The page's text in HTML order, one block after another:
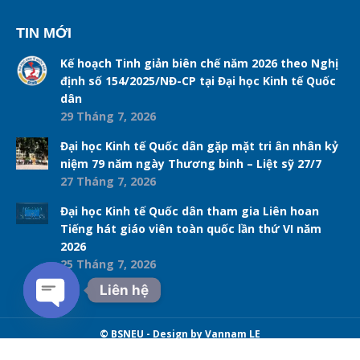
TIN MỚI
Kế hoạch Tinh giản biên chế năm 2026 theo Nghị
định số 154/2025/NĐ-CP tại Đại học Kinh tế Quốc
dân
29 Tháng 7, 2026
Đại học Kinh tế Quốc dân gặp mặt tri ân nhân kỷ
niệm 79 năm ngày Thương binh – Liệt sỹ 27/7
27 Tháng 7, 2026
Đại học Kinh tế Quốc dân tham gia Liên hoan
Tiếng hát giáo viên toàn quốc lần thứ VI năm
2026
25 Tháng 7, 2026
© BSNEU - Design by Vannam LE
Liên hệ